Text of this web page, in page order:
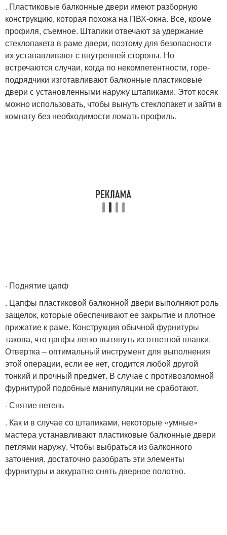
. Пластиковые балконные двери имеют разборную
конструкцию, которая похожа на ПВХ-окна. Все, кроме
профиля, съемное. Штапики отвечают за удержание
стеклопакета в раме двери, поэтому для безопасности
их устанавливают с внутренней стороны. Но
встречаются случаи, когда по некомпетентности, горе-
подрядчики изготавливают балконные пластиковые
двери с установленными наружу штапиками. Этот косяк
можно использовать, чтобы вынуть стеклопакет и зайти в
комнату без необходимости ломать профиль.
· Поднятие цапф
. Цапфы пластиковой балконной двери выполняют роль
защелок, которые обеспечивают ее закрытие и плотное
прижатие к раме. Конструкция обычной фурнитуры
такова, что цапфы легко вытянуть из ответной планки.
Отвертка – оптимальный инструмент для выполнения
этой операции, если ее нет, сгодится любой другой
тонкий и прочный предмет. В случае с противозломной
фурнитурой подобные манипуляции не сработают.
· Снятие петель
. Как и в случае со штапиками, некоторые «умные»
мастера устанавливают пластиковые балконные двери
петлями наружу. Чтобы выбраться из балконного
заточения, достаточно разобрать эти элементы
фурнитуры и аккуратно снять дверное полотно.